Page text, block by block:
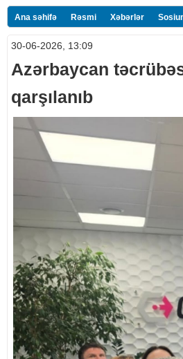
Ana səhifə Rəsmi Xəbərlər
30-06-2026, 13:09
Azərbaycan
qarşılanıb